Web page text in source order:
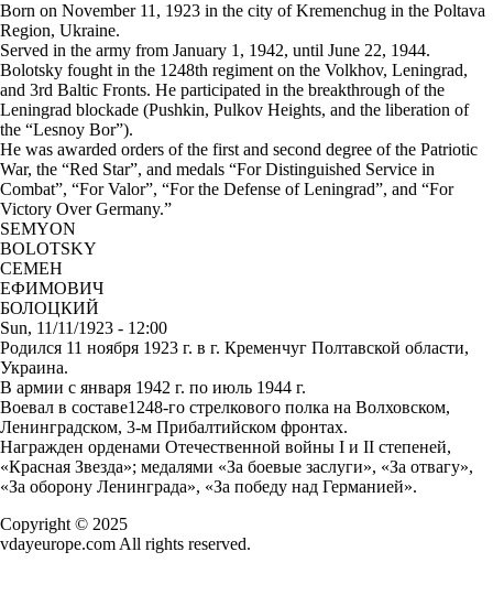
Born on November 11, 1923 in the city of Kremenchug in the Poltava
Region, Ukraine.
Served in the army from January 1, 1942, until June 22, 1944.
Bolotsky fought in the 1248th regiment on the Volkhov, Leningrad,
and 3rd Baltic Fronts. He participated in the breakthrough of the
Leningrad blockade (Pushkin, Pulkov Heights, and the liberation of
the “Lesnoy Bor”).
He was awarded orders of the first and second degree of the Patriotic
War, the “Red Star”, and medals “For Distinguished Service in
Combat”, “For Valor”, “For the Defense of Leningrad”, and “For
Victory Over Germany.”
SEMYON
BOLOTSKY
СЕМЕН
ЕФИМОВИЧ
БОЛОЦКИЙ
Sun, 11/11/1923 - 12:00
Родился 11 ноября 1923 г. в г. Кременчуг Полтавской области,
Украина.
В армии с января 1942 г. по июль 1944 г.
Воевал в составе1248-го стрелкового полка на Волховском,
Ленинградском, 3-м Прибалтийском фронтах.
Награжден орденами Отечественной войны I и II степеней,
«Красная Звезда»; медалями «За боевые заслуги», «За отвагу»,
«За оборону Ленинграда», «За победу над Германией».
Copyright © 2025
vdayeurope.com All rights reserved.